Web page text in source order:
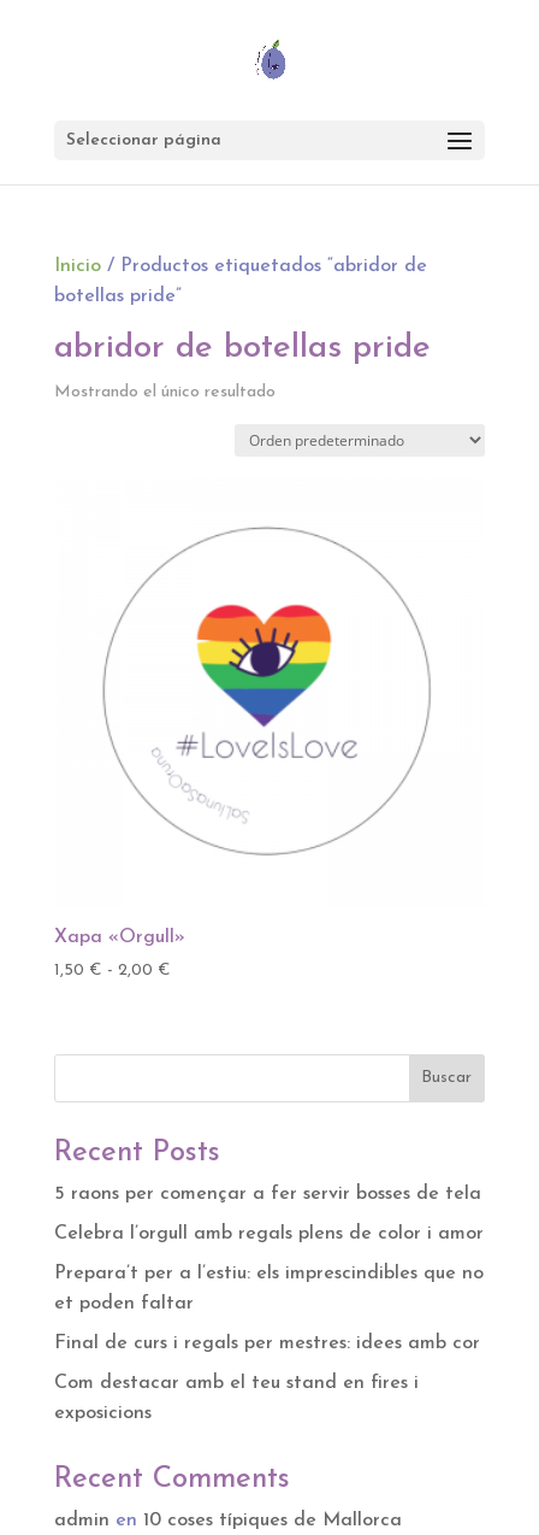
Seleccionar página
Inicio/ Productos etiquetados “abridor de
botellas pride”
abridor de botellas pride
Mostrando el único resultado
Xapa «Orgull»
1,50 € - 2,00 €Rango
desde
hasta
Buscar
Recent Posts
5 raons per començar a fer servir bosses de tela
Celebra l’orgull amb regals plens de color i amor
Prepara’t per a l’estiu: els imprescindibles que no
et poden faltar
Final de curs i regals per mestres: idees amb cor
Com destacar amb el teu stand en fires i
exposicions
Recent Comments
admin en 10 coses típiques de Mallorca